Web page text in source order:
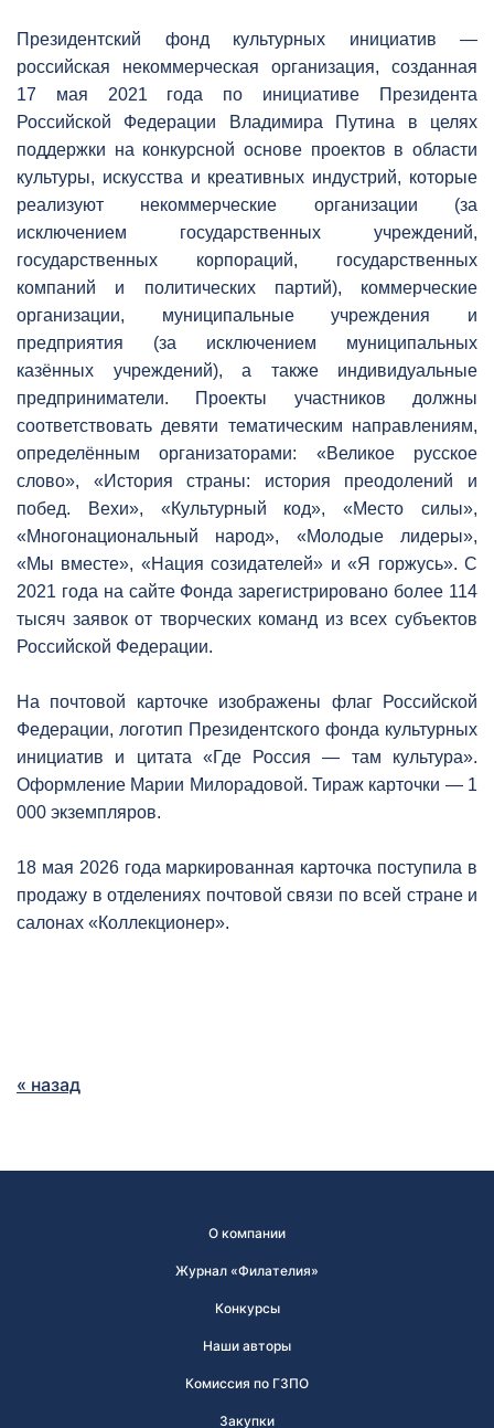
Президентский фонд культурных инициатив —
российская некоммерческая организация, созданная
17 мая 2021 года по инициативе Президента
Российской Федерации Владимира Путина в целях
поддержки на конкурсной основе проектов в области
культуры, искусства и креативных индустрий, которые
реализуют некоммерческие организации (за
исключением государственных учреждений,
государственных корпораций, государственных
компаний и политических партий), коммерческие
организации, муниципальные учреждения и
предприятия (за исключением муниципальных
казённых учреждений), а также индивидуальные
предприниматели. Проекты участников должны
соответствовать девяти тематическим направлениям,
определённым организаторами: «Великое русское
слово», «История страны: история преодолений и
побед. Вехи», «Культурный код», «Место силы»,
«Многонациональный народ», «Молодые лидеры»,
«Мы вместе», «Нация созидателей» и «Я горжусь». С
2021 года на сайте Фонда зарегистрировано более 114
тысяч заявок от творческих команд из всех субъектов
Российской Федерации.
На почтовой карточке изображены флаг Российской
Федерации, логотип Президентского фонда культурных
инициатив и цитата «Где Россия — там культура».
Оформление Марии Милорадовой. Тираж карточки — 1
000 экземпляров.
18 мая 2026 года маркированная карточка поступила в
продажу в отделениях почтовой связи по всей стране и
салонах «Коллекционер».
« назад
О компании
Журнал «Филателия»
Конкурсы
Наши авторы
Комиссия по ГЗПО
Закупки